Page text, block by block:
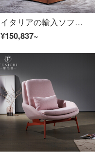
イタリアの輸入ソファチェアオレンジの鞍皮の硬い皮の手すりと椅子の意味式は現代高級客間の家具の意味式にきわめて簡単です。
¥150,837~